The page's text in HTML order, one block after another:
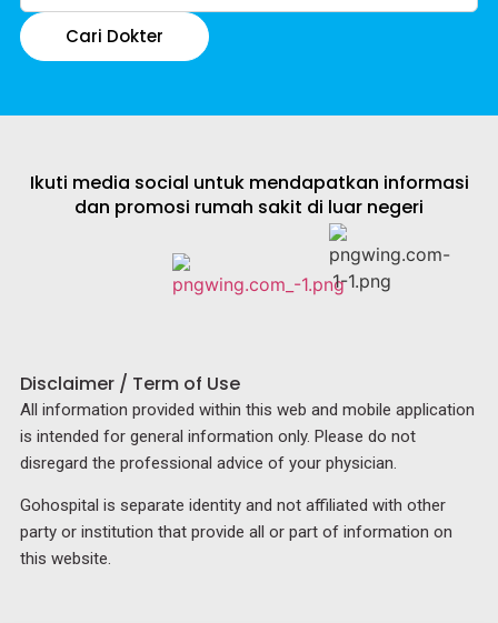
Cari Dokter
Ikuti media social untuk mendapatkan informasi
dan promosi rumah sakit di luar negeri
Disclaimer / Term of Use
All information provided within this web and mobile application
is intended for general information only. Please do not
disregard the professional advice of your physician.
Gohospital is separate identity and not affiliated with other
party or institution that provide all or part of information on
this website.